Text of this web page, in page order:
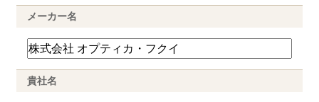
メーカー名
貴社名